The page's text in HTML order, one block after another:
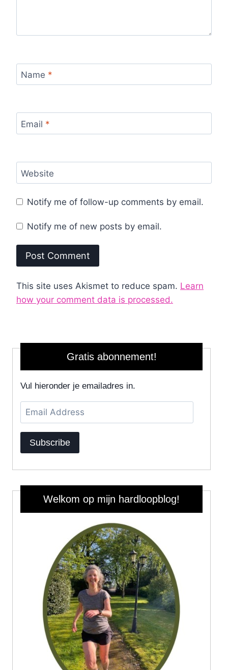
Name *
Email *
Website
Notify me of follow-up comments by email.
Notify me of new posts by email.
This site uses Akismet to reduce spam. Learn
how your comment data is processed.
Gratis abonnement!
Vul hieronder je emailadres in.
Email
Address
Subscribe
Welkom op mijn hardloopblog!